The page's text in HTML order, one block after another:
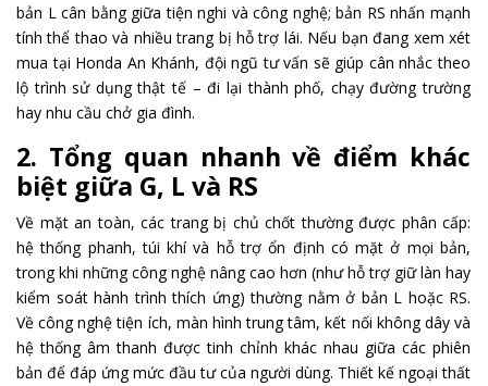
bản L cân bằng giữa tiện nghi và công nghệ; bản RS nhấn mạnh
tính thể thao và nhiều trang bị hỗ trợ lái. Nếu bạn đang xem xét
mua tại Honda An Khánh, đội ngũ tư vấn sẽ giúp cân nhắc theo
lộ trình sử dụng thật tế – đi lại thành phố, chạy đường trường
hay nhu cầu chở gia đình.
2. Tổng quan nhanh về điểm khác
biệt giữa G, L và RS
Về mặt an toàn, các trang bị chủ chốt thường được phân cấp:
hệ thống phanh, túi khí và hỗ trợ ổn định có mặt ở mọi bản,
trong khi những công nghệ nâng cao hơn (như hỗ trợ giữ làn hay
kiểm soát hành trình thích ứng) thường nằm ở bản L hoặc RS.
Về công nghệ tiện ích, màn hình trung tâm, kết nối không dây và
hệ thống âm thanh được tinh chỉnh khác nhau giữa các phiên
bản để đáp ứng mức đầu tư của người dùng. Thiết kế ngoại thất